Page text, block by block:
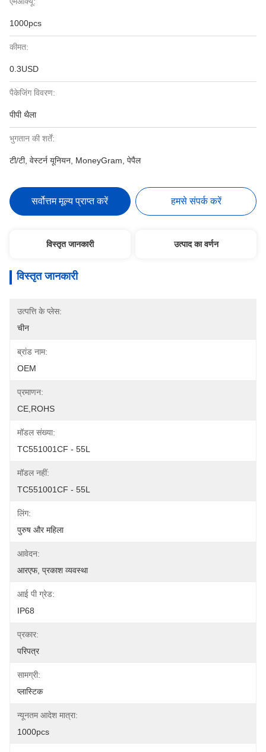
1000pcs
कीमत:
0.3USD
पैकेजिंग विवरण:
पीपी थैला
भुगतान की शर्तें:
टी/टी, वेस्टर्न यूनियन, MoneyGram, पेपैल
सर्वोत्तम मूल्य प्राप्त करें हमसे संपर्क करें
विस्तृत जानकारी उत्पाद का वर्णन
विस्तृत जानकारी
उत्पत्ति के प्लेस:
चीन
ब्रांड नाम:
OEM
प्रमाणन:
CE,ROHS
मॉडल संख्या:
TC551001CF - 55L
मॉडल नहीं:
TC551001CF - 55L
लिंग:
पुरुष और महिला
आवेदन:
आरएफ, प्रकाश व्यवस्था
आई पी ग्रेड:
IP68
प्रकार:
परिपत्र
सामग्री:
प्लास्टिक
न्यूनतम आदेश मात्रा:
1000pcs